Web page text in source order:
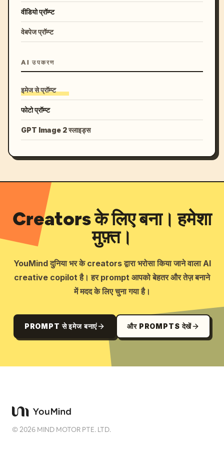
वीडियो प्रॉम्प्ट
वेबपेज प्रॉम्प्ट
AI उपकरण
इमेज से प्रॉम्प्ट
फोटो प्रॉम्प्ट
GPT Image 2 स्लाइड्स
Creators के लिए बना। हमेशा
मुफ़्त।
YouMind दुनिया भर के creators द्वारा भरोसा किया जाने वाला AI
creative copilot है। हर prompt आपको बेहतर और तेज़ बनाने
में मदद के लिए चुना गया है।
PROMPT से इमेज बनाएं और PROMPTS देखें
©2026 MIND MOTOR PTE. LTD.